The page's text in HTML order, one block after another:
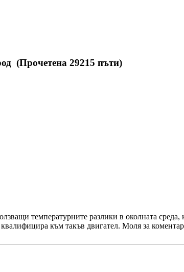
(Прочетена 29215 пъти)
температурните разлики в околната
към такъв двигател. Моля за